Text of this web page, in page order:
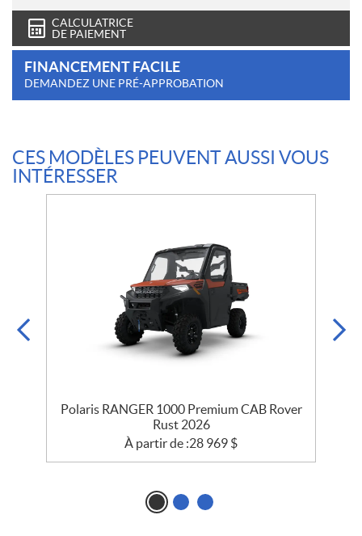
CALCULATRICE
DE PAIEMENT
FINANCEMENT FACILE
DEMANDEZ UNE PRÉ-APPROBATION
CES MODÈLES PEUVENT AUSSI VOUS
INTÉRESSER
Polaris RANGER 1000 Premium CAB Rover
Rust 2026
À partir de :28 969 $